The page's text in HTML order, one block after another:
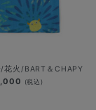
花火/BART＆CHAPY
(税込)